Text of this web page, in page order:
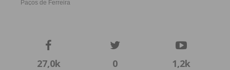
27,0k 0 1,2k